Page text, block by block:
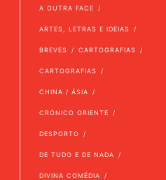
A OUTRA FACE
ARTES, LETRAS E IDEIAS
BREVES CARTOGRAFIAS
CARTOGRAFIAS
CHINA / ÁSIA
CRÓNICO ORIENTE
DESPORTO
DE TUDO E DE NADA
DIVINA COMÉDIA